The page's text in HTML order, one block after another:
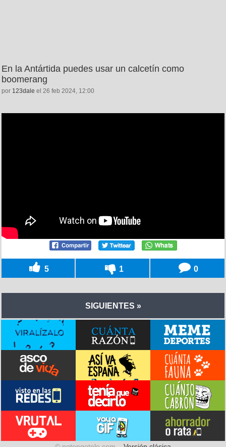
En la Antártida puedes usar un calcetín como
boomerang
por 123dale el 26 feb 2024, 12:00
5 1 0
SIGUIENTES »